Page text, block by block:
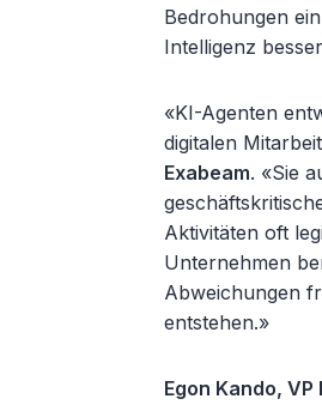
Bedrohungen
Intelligenz
«KI-Agenten
digitalen
Exabeam. «Sie
Aktivitäten oft
Unternehmen
Abweichungen
entstehen.»
Egon Kando, VP